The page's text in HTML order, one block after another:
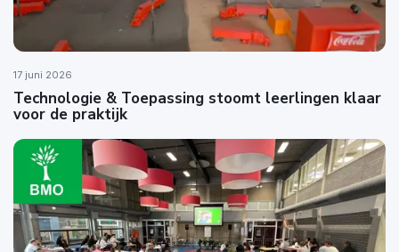
17 juni 2026
Technologie & Toepassing stoomt leerlingen klaar
voor de praktijk